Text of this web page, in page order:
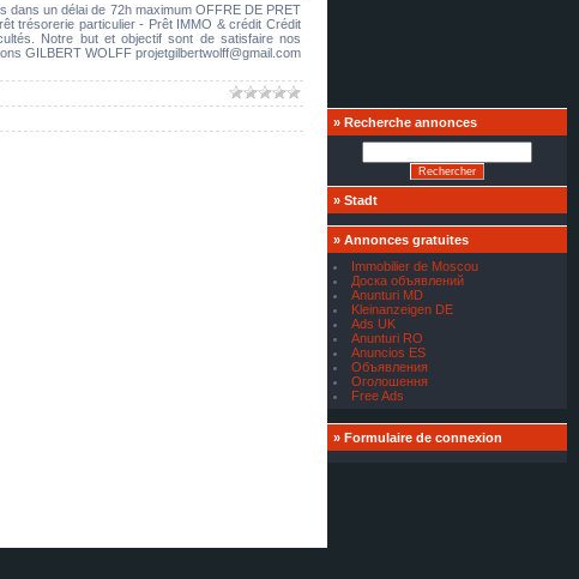
dans un délai de 72h maximum OFFRE DE PRET
trésorerie particulier - Prêt IMMO & crédit Crédit
Notre but et objectif sont de satisfaire nos
GILBERT WOLFF projetgilbertwolff@gmail.com
» Recherche annonces
» Stadt
» Annonces gratuites
Immobilier de Moscou
Доска объявлений
Anunturi MD
Kleinanzeigen DE
Ads UK
Anunturi RO
Anuncios ES
Объявления
Оголошення
Free Ads
» Formulaire de connexion